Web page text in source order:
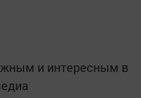
и интересным в